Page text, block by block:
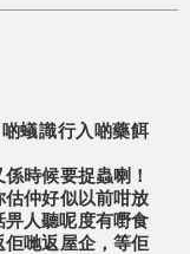
蟻識行入啲藥餌
時候要捉蟲喇！
仲好似以前咁放
人聽呢度有嘢食
哋返屋企，等佢